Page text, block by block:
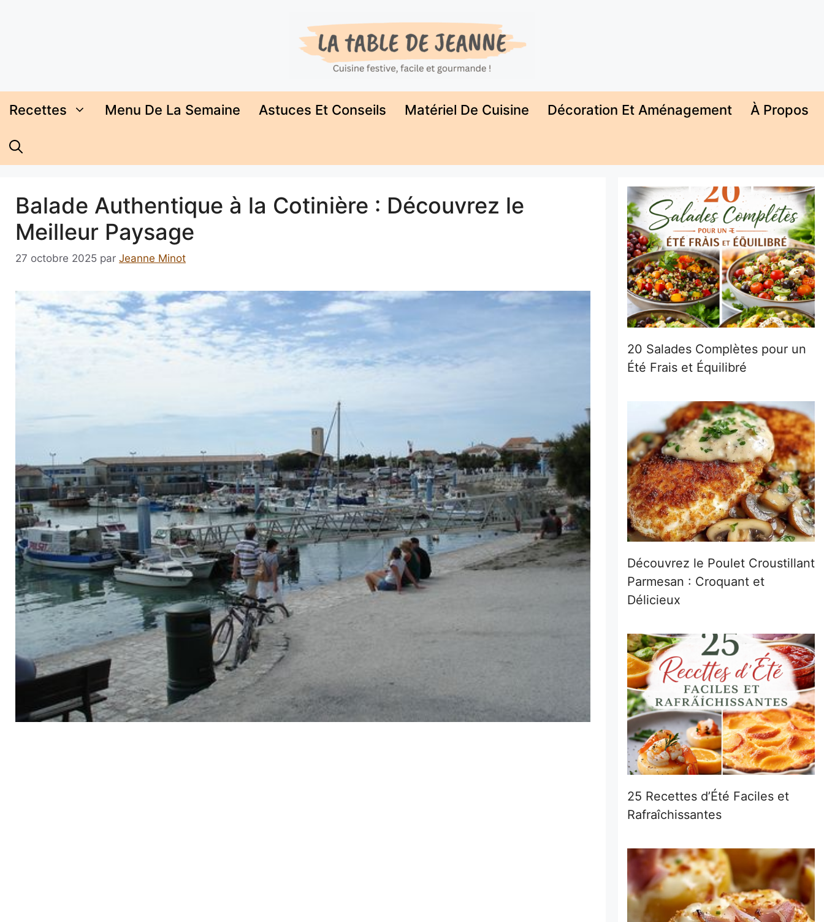
Recettes Menu De La Semaine Astuces Et Conseils Matériel De Cuisine Décoration Et Aménagement À Propos
Balade Authentique à la Cotinière : Découvrez le
Meilleur Paysage
27 octobre 2025 par Jeanne Minot
20 Salades Complètes pour un
Été Frais et Équilibré
Découvrez le Poulet Croustillant
Parmesan : Croquant et
Délicieux
25 Recettes d’Été Faciles et
Rafraîchissantes